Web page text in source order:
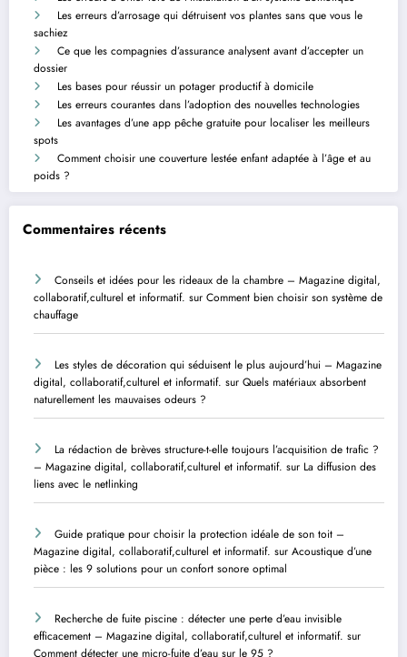
Les erreurs d’arrosage qui détruisent vos plantes sans que vous le
sachiez
Ce que les compagnies d’assurance analysent avant d’accepter un
dossier
Les bases pour réussir un potager productif à domicile
Les erreurs courantes dans l’adoption des nouvelles technologies
Les avantages d’une app pêche gratuite pour localiser les meilleurs
spots
Comment choisir une couverture lestée enfant adaptée à l’âge et au
poids ?
Commentaires récents
Conseils et idées pour les rideaux de la chambre – Magazine digital,
collaboratif,culturel et informatif. sur Comment bien choisir son système de
chauffage
Les styles de décoration qui séduisent le plus aujourd’hui – Magazine
digital, collaboratif,culturel et informatif. sur Quels matériaux absorbent
naturellement les mauvaises odeurs ?
La rédaction de brèves structure-t-elle toujours l’acquisition de trafic ?
– Magazine digital, collaboratif,culturel et informatif. sur La diffusion des
liens avec le netlinking
Guide pratique pour choisir la protection idéale de son toit –
Magazine digital, collaboratif,culturel et informatif. sur Acoustique d’une
pièce : les 9 solutions pour un confort sonore optimal
Recherche de fuite piscine : détecter une perte d’eau invisible
efficacement – Magazine digital, collaboratif,culturel et informatif. sur
Comment détecter une micro-fuite d’eau sur le 95 ?